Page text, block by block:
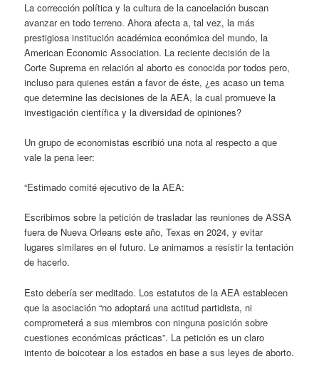
La corrección política y la cultura de la cancelación buscan
avanzar en todo terreno. Ahora afecta a, tal vez, la más
prestigiosa institución académica económica del mundo, la
American Economic Association. La reciente decisión de la
Corte Suprema en relación al aborto es conocida por todos pero,
incluso para quienes están a favor de éste, ¿es acaso un tema
que determine las decisiones de la AEA, la cual promueve la
investigación científica y la diversidad de opiniones?
Un grupo de economistas escribió una nota al respecto a que
vale la pena leer:
“Estimado comité ejecutivo de la AEA:
Escribimos sobre la petición de trasladar las reuniones de ASSA
fuera de Nueva Orleans este año, Texas en 2024, y evitar
lugares similares en el futuro. Le animamos a resistir la tentación
de hacerlo.
Esto debería ser meditado. Los estatutos de la AEA establecen
que la asociación “no adoptará una actitud partidista, ni
comprometerá a sus miembros con ninguna posición sobre
cuestiones económicas prácticas”. La petición es un claro
intento de boicotear a los estados en base a sus leyes de aborto.